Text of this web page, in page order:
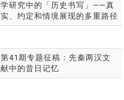
学研究中的「历史书写」——真
实、约定和情境展现的多重路径
第41期专题征稿：先秦两汉文
献中的昔日记忆